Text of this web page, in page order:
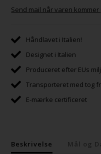
Send mail når varen kommer
Håndlavet i Italien!
Designet i Italien
Produceret efter EUs
Transporteret med tog
E-mærke certificeret
Beskrivelse Mål og